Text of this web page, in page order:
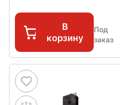
В
корзину
Под
заказ